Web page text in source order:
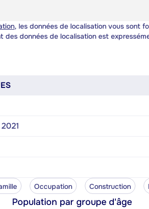
, les données de localisation vous sont
des données de localisation est
Occupation Construction
Population par groupe d'âge